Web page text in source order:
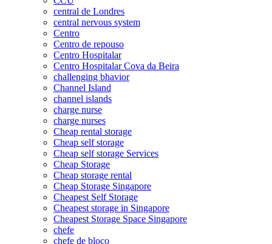
central de Londres
central nervous system
Centro
Centro de repouso
Centro Hospitalar
Centro Hospitalar Cova da Beira
challenging bhavior
Channel Island
channel islands
charge nurse
charge nurses
Cheap rental storage
Cheap self storage
Cheap self storage Services
Cheap Storage
Cheap storage rental
Cheap Storage Singapore
Cheapest Self Storage
Cheapest storage in Singapore
Cheapest Storage Space Singapore
chefe
chefe de bloco